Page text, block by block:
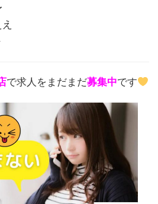
で求人をまだまだ募集中です